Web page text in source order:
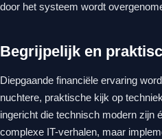
door het systeem wordt
Begrijpelijk en
Diepgaande financiële ervaring
nuchtere, praktische kijk op
ingericht die technisch modern zijn
complexe IT-verhalen, maar